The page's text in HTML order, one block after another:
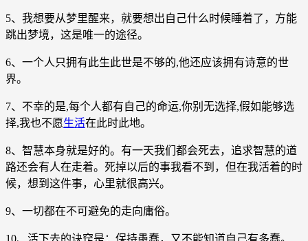
5、我想要从梦里醒来，就要想出自己什么时候睡着了，方能
跳出梦境，这是唯一的途径。
6、一个人只拥有此生此世是不够的,他还应该拥有诗意的世
界。
7、不幸的是,每个人都有自己的命运,你别无选择,假如能够选
择,我也不愿生活在此时此地。
8、智慧本身就是好的。有一天我们都会死去，追求智慧的道
路还会有人在走着。死掉以后的事我看不到，但在我活着的时
候，想到这件事，心里就很高兴。
9、一切都在不可避免的走向庸俗。
10、活下去的诀窍是：保持愚蠢，又不能知道自己有多蠢。